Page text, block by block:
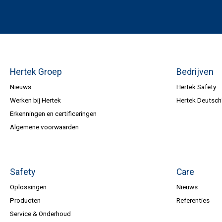
Hertek Groep
Nieuws
Werken bij Hertek
Erkenningen en certificeringen
Algemene voorwaarden
Bedrijven
Hertek Safety
Hertek
Safety
Oplossingen
Producten
Service & Onderhoud
Care
Nieuws
Referenties